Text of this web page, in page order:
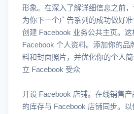
形象。在深入了解详细信息之前
为你下一个广告系列的成功做好准
创建 Facebook 业务公共主页。
Facebook 个人资料。添加你的品
料和封面照片，并优化你的个人
立 Facebook 受众
开设 Facebook 店铺。在线销售
的库存与 Facebook 店铺同步。